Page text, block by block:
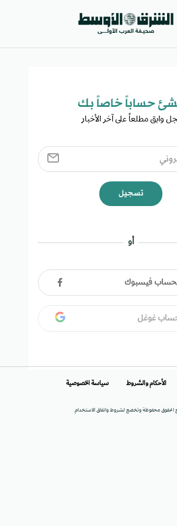
حساباً خاصاً بك​
وابق مطلعاً على آخر الأخبار
تسجيل
أو
فيسبوك
غوغل
الحقوق محفوظة وتخضع لشروط واتفاق الاستخدام
الأحكام والشروط سياسة الخصوصية